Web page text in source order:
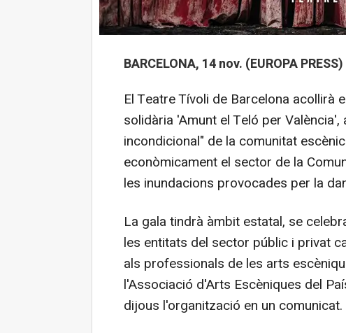
BARCELONA, 14 nov. (EUROPA
El Teatre Tívoli de Barcelona acollirà
solidària 'Amunt el Teló per
incondicional" de la comunitat
econòmicament el sector de la
les inundacions provocades per la
La gala tindrà àmbit estatal, se
les entitats del sector públic i privat
als professionals de les arts
l'Associació d'Arts Escèniques del
dijous l'organització en un comunicat.